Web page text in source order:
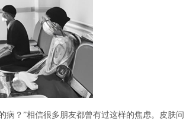
病？”相信很多朋友都曾有过这样的焦虑。皮肤问